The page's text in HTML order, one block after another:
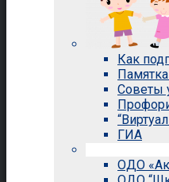
Как
Советы
ГИА
ОДО